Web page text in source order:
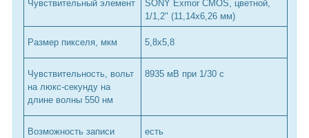
Чувствительный элемент
SONY Exmor CMOS, цветной,
1/1,2" (11,14x6,26 мм)
Размер пикселя, мкм 5,8x5,8
Чувствительность, вольт
на люкс-секунду на
длине волны 550 нм
8935 мВ при 1/30 с
Возможность записи
есть